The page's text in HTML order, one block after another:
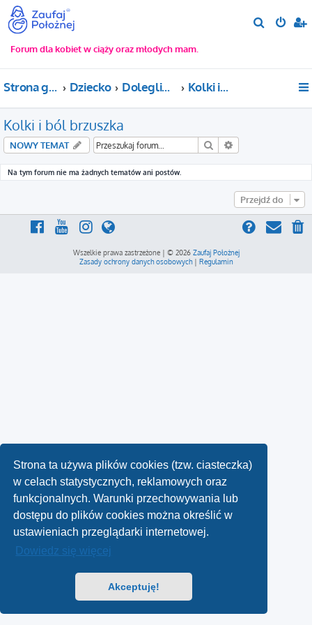
Strona ta używa plików cookies (tzw. ciasteczka)
w celach statystycznych, reklamowych oraz
funkcjonalnych. Warunki przechowywania lub
dostępu do plików cookies można określić w
ustawieniach przeglądarki internetowej.
Dowiedz się więcej
Akceptuję!
j
Forum dla kobiet w ciąży oraz młodych mam.
Strona główna Dziecko Dolegliwości u dziecka Kolki i ból brzuszka
Kolki i ból brzuszka
NOWY TEMAT Szukaj
Na tym forum nie ma żadnych tematów ani postów.
Przejdź do
Wszelkie prawa zastrzeżone | © 2026 Zaufaj Położnej
Zasady ochrony danych osobowych| Regulamin